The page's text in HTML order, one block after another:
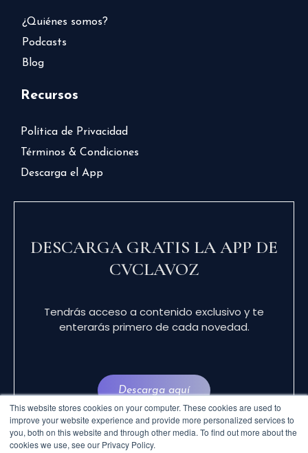
This website stores cookies on your computer. These cookies are used to
improve your website experience and provide more personalized services to
you, both on this website and through other media. To find out more about the
cookies we use, see our Privacy Policy.
¿Quiénes somos?
Podcasts
Blog
Recursos
Política de Privacidad
Términos & Condiciones
Descarga el App
DESCARGA GRATIS LA APP DE
CVCLAVOZ
Tendrás acceso a contenido exclusivo y te
enterarás primero de cada novedad.
Descarga aquí